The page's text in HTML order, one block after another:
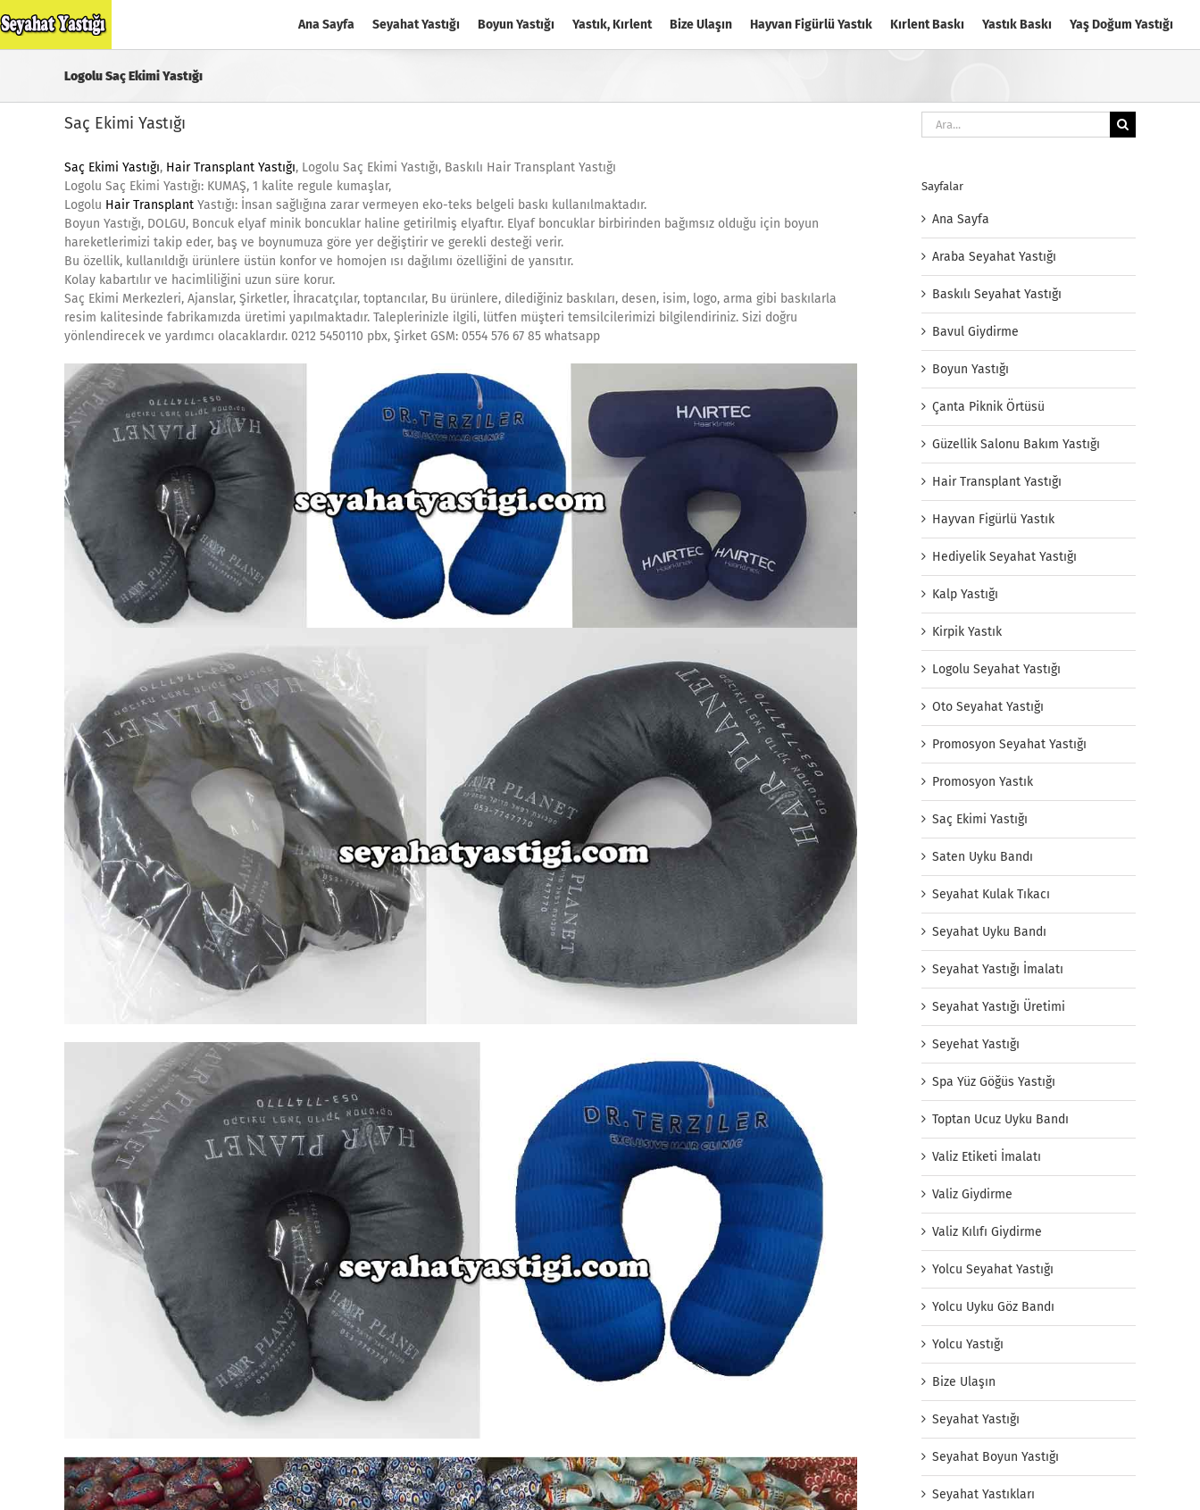
to
content
Ana Sayfa Seyahat Yastığı Boyun Yastığı Yastık, Kırlent Bize Ulaşın Hayvan Figürlü Yastık Kırlent Baskı Yastık Baskı Yaş Doğum Yastığı
Logolu Saç Ekimi Yastığı
Saç Ekimi Yastığı
Saç Ekimi Yastığı, Hair Transplant Yastığı, Logolu Saç Ekimi Yastığı, Baskılı Hair Transplant Yastığı
Logolu Saç Ekimi Yastığı: KUMAŞ, 1 kalite regule kumaşlar,
Logolu Hair Transplant Yastığı: İnsan sağlığına zarar vermeyen eko-teks belgeli baskı kullanılmaktadır.
Boyun Yastığı, DOLGU, Boncuk elyaf minik boncuklar haline getirilmiş elyaftır. Elyaf boncuklar birbirinden bağımsız olduğu için boyun
hareketlerimizi takip eder, baş ve boynumuza göre yer değiştirir ve gerekli desteği verir.
Bu özellik, kullanıldığı ürünlere üstün konfor ve homojen ısı dağılımı özelliğini de yansıtır.
Kolay kabartılır ve hacimliliğini uzun süre korur.
Saç Ekimi Merkezleri, Ajanslar, Şirketler, İhracatçılar, toptancılar, Bu ürünlere, dilediğiniz baskıları, desen, isim, logo, arma gibi baskılarla
resim kalitesinde fabrikamızda üretimi yapılmaktadır. Taleplerinizle ilgili, lütfen müşteri temsilcilerimizi bilgilendiriniz. Sizi doğru
yönlendirecek ve yardımcı olacaklardır. 0212 5450110 pbx, Şirket GSM: 0554 576 67 85 whatsapp
Ara:
Sayfalar
Ana Sayfa
Araba Seyahat Yastığı
Baskılı Seyahat Yastığı
Bavul Giydirme
Boyun Yastığı
Çanta Piknik Örtüsü
Güzellik Salonu Bakım Yastığı
Hair Transplant Yastığı
Hayvan Figürlü Yastık
Hediyelik Seyahat Yastığı
Kalp Yastığı
Kirpik Yastık
Logolu Seyahat Yastığı
Oto Seyahat Yastığı
Promosyon Seyahat Yastığı
Promosyon Yastık
Saç Ekimi Yastığı
Saten Uyku Bandı
Seyahat Kulak Tıkacı
Seyahat Uyku Bandı
Seyahat Yastığı İmalatı
Seyahat Yastığı Üretimi
Seyehat Yastığı
Spa Yüz Göğüs Yastığı
Toptan Ucuz Uyku Bandı
Valiz Etiketi İmalatı
Valiz Giydirme
Valiz Kılıfı Giydirme
Yolcu Seyahat Yastığı
Yolcu Uyku Göz Bandı
Yolcu Yastığı
Bize Ulaşın
Seyahat Yastığı
Seyahat Boyun Yastığı
Seyahat Yastıkları